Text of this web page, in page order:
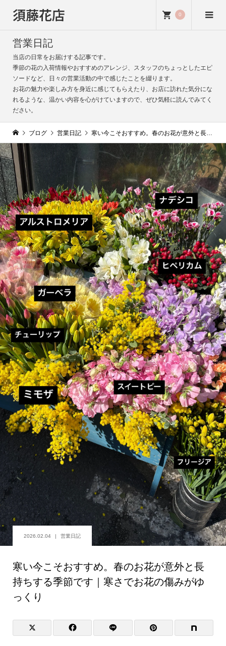
須藤花店 0
営業日記
当店の日常をお届けする記事です。
季節の花の入荷情報やおすすめのアレンジ、スタッフのちょっとしたエピ
ソードなど、日々の営業活動の中で感じたことを綴ります。
お花の魅力や楽しみ方を身近に感じてもらえたり、お店に訪れた気分にな
れるような、温かい内容を心がけていますので、ぜひ気軽に読んでみてく
ださい。
ブログ 営業日記 寒い今こそおすすめ。春のお花が意外と長持ちする季節です｜寒さでお花の傷みがゆっくり
2026.02.04 営業日記
寒い今こそおすすめ。春のお花が意外と長
持ちする季節です｜寒さでお花の傷みがゆ
っくり